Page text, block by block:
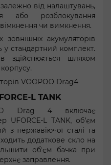
від налаштувань,
або розблокування
чи вимкнення.
акумуляторів
у стандартний комплект.
здійснюється шляхом
L TANK
Drag 4 включає
UFORCE-L TANK, об'єм
з нержавіючої сталі та
додаткове скло на
об'єм бачка при
заправлення.